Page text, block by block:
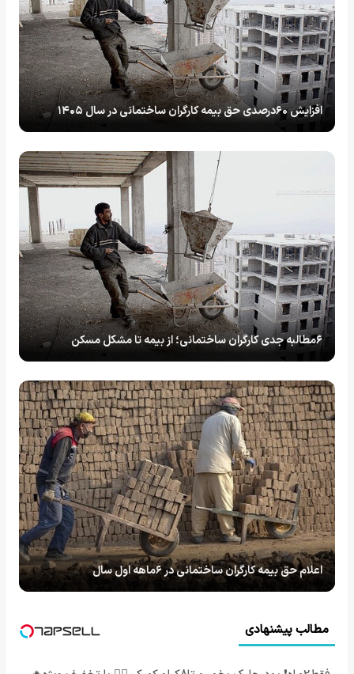
افزایش ۶۰درصدی حق بیمه کارگران ساختمانی در سال ۱۴۰۵
۶مطالبه جدی کارگران ساختمانی؛ از بیمه تا مشکل مسکن
اعلام حق بیمه کارگران ساختمانی در ۶ماهه اول سال
مطالب پیشنهادی